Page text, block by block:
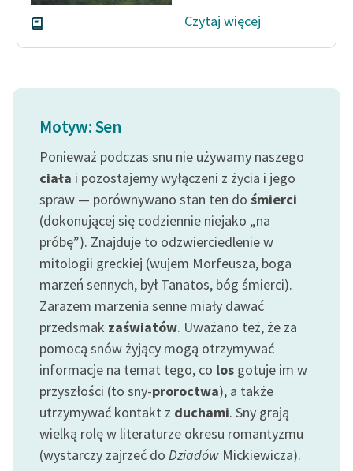
skandynawskiej literatury
feministycznej
Kolekcje edukacyjne
do domeny publicznej,
lektur szkolnych oraz
Starego Testamentu
Odkurzamy bohaterów
Szkoła Poezji Wolnych
O nas
Kontakt
O projekcie
Zespół
Zasady wykorzystania
Wolnych Lektur
Czytaj więcej
Motyw: Sen
Ponieważ podczas snu nie używamy naszego
ciała i pozostajemy wyłączeni z życia i jego
spraw — porównywano stan ten do śmierci
(dokonującej się codziennie niejako „na
próbę”). Znajduje to odzwierciedlenie w
mitologii greckiej (wujem Morfeusza, boga
marzeń sennych, był Tanatos, bóg śmierci).
Zarazem marzenia senne miały dawać
przedsmak zaświatów. Uważano też, że za
pomocą snów żyjący mogą otrzymywać
informacje na temat tego, co los gotuje im w
przyszłości (to sny-proroctwa), a także
utrzymywać kontakt z duchami. Sny grają
wielką rolę w literaturze okresu romantyzmu
(wystarczy zajrzeć do Dziadów Mickiewicza).